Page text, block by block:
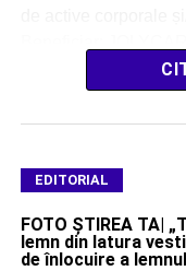
11.06.2026 –
(Lei): 1.672.516,13
EDITORIAL
FOTO ȘTIREA TA|
lemn din latura
de înlocuire a